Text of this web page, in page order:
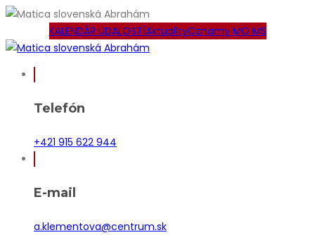
KALENDÁR UDALOSTÍAktualityOznamy MO MS
Telefón
+421 915 622 944
E-mail
a.klementova@centrum.sk